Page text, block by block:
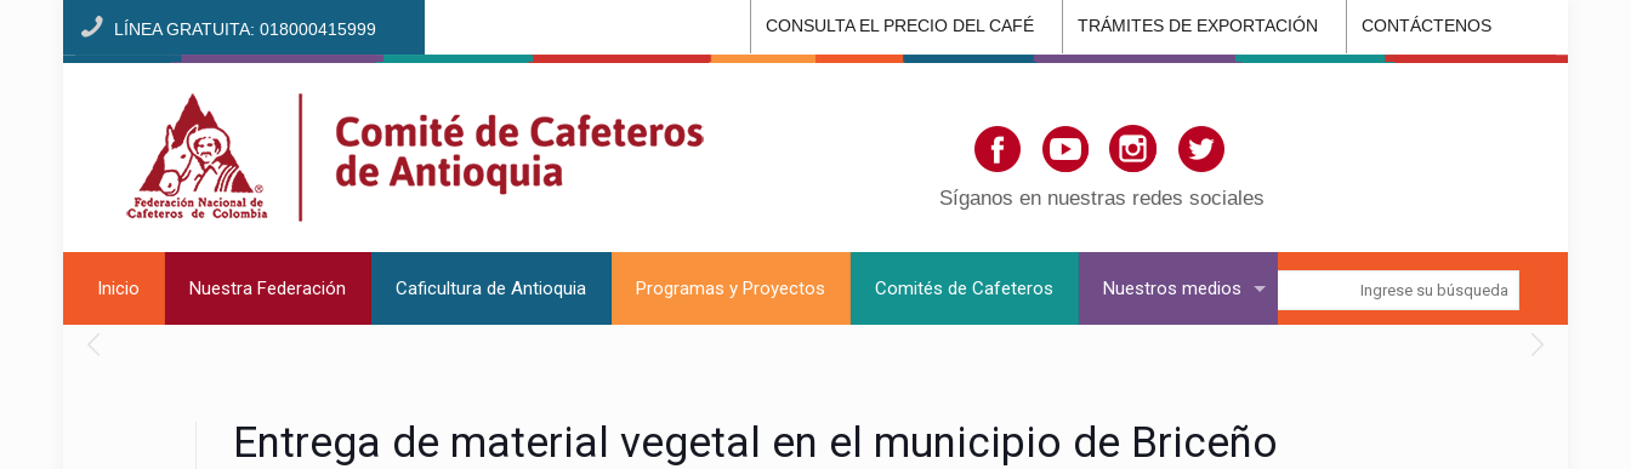
LÍNEA GRATUITA: 018000415999 CONSULTA EL PRECIO DEL CAFÉ TRÁMITES DE EXPORTACIÓN CONTÁCTENOS
Inicio Nuestra Federación Caficultura de Antioquia Programas y Proyectos Comités de Cafeteros Nuestros medios
Síganos en nuestras redes sociales
Entrega de material vegetal en el municipio de Briceño